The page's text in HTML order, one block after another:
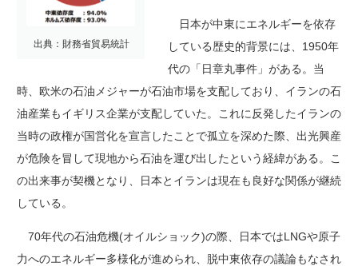
出典：財務省貿易統計
日本が中東にエネルギーを依存
している歴史的背景には、1950年
代の「日章丸事件」がある。当
時、欧米の石油メジャーが石油市場を支配しており、イランの石
油産業もイギリス企業が支配していた。これに反発したイランの
当時の政権が国営化を宣言したことで孤立を深めた際、出光興産
が危険を冒して現地から石油を運び出したという経緯がある。こ
の出来事が契機となり、日本とイランは現在も良好な関係が継続
している。
70年代の石油危機(オイルショック)の際、日本ではLNGや原子
力へのエネルギー多様化が進められ、脱中東依存の議論もなされ